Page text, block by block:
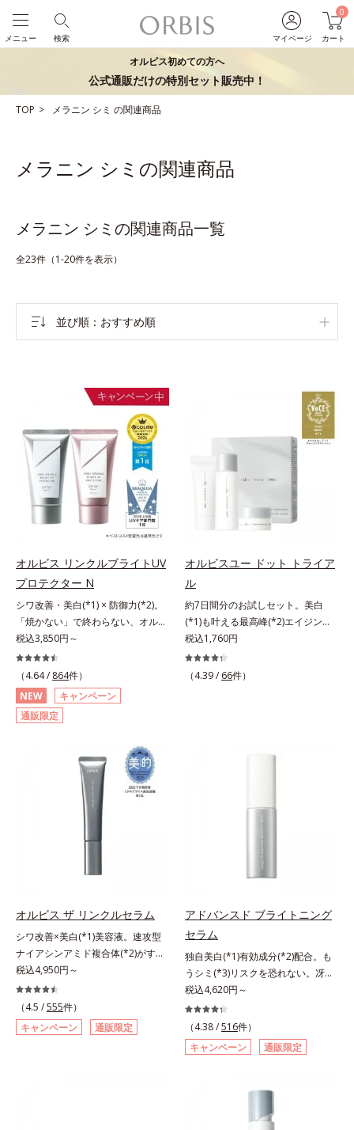
マイページ
0
カート
検索
メニュー
オルビス初めての方へ
公式通販だけの特別セット販売中！
TOP メラニン シミ の関連商品
メラニン シミの関連商品
メラニン シミの関連商品一覧
全23件（1-20件を表示）
並び順 おすすめ順
オルビス リンクルブライトUV
プロテクター N
シワ改善・美白(*1) × 防御力(*2)。
「焼かない」で終わらない、オルビ
ス最高峰(*3)日焼け止め。シワ改
善・美白(*1) × 防御力(*2)「焼かな
い」で終わらないオルビス最高峰
(*3)顔用日焼け止めです。ポーラ化
成の独自研究による、紫外線に反応
して強固な膜を形成する技術「瞬間
(*4)」を搭載。紫外線を浴びた膜が
厚く強靭に進化することで、紫外線
が強い環境でも汗やくずれから肌を
守り、美容成分(*5)の浸透を促進
(*6)します。有効成分「ナイアシン
アミド」配合。真皮のコラーゲン産
プローチ。保湿成分が日中の肌にも
うるおいを与え、明るくなめらかな
肌へ導きます。さらに落ちにくくす
るとキシキシし、塗りごこちを優先
すると膜がくずれやすくなる日焼け
止めのジレンマを解消すべく試作を
重ね、落ちにくくのびのよいみずみ
ずしいテクスチャーを追求しまし
税込3,850円～
（4.64 / 864件）
NEW
キャンペーン
通販限定
オルビスユー ドット トライア
ル
約7日間分のお試しセット。美白
(*1)も叶える最高峰(*2)エイジング
ケア(*3)。ハリも透明感(*4)も結果
主義。年齢サイン(*5)の因子に着目
した肌科学エイジングケア(*3)シリ
もに現れる年齢サイン(*5)について
み(*6)などが現れている状態である
「透明感のなさ」が現れることで大
人の肌印象に大きな影響を与えてい
ることが分かりました。そこでオル
ビスユー ドットシリーズは美容成
ら配合している美白有効成分「トラ
ネキサム酸」を配合しました。さら
に、シリーズ共通の美容成分(*7)
「GLルートブースター(*9)」を配合
することで、肌のふっくら感や透明
感を叶えます。美白ケアしながら多
角的なエイジングケアが叶うシリー
ズに。3ステップで上向き(*10)のハ
リと透明感を。効果的なシナジー設
援します。*1 メラニンの生成を抑
シュ除く）*2 オルビス内スキンケ
税込1,760円
（4.39 / 66件）
オルビス ザ リンクルセラム
シワ改善×美白(*1)美容液。速攻型
ナイアシンアミド複合体(*2)がすば
やく浸透(*3)。ピンと、パッと。大
人の肌にハリ感を。シワ改善×美白
(*1)美容液。ポーラ化成 研究所の独
自研究で見出した、速攻型ナイアシ
ンアミド複合体(*2)と浸透サポート
税込4,950円～
（4.5 /555件）
キャンペーン
通販限定
アドバンスド ブライトニング
セラム
独自美白(*1)有効成分(*2)配合。も
うシミ(*3)リスクを恐れない。冴え
わたる透明美肌(*4)へ。先端肌科学
が導く、透明感あふれる輝き(*4)
へ。今の自分の肌も未来の肌もあき
らめない、自分史上最高の冴えわた
る透明美肌(*4)を目指すには、美肌
ミを予防するお手入れを続けること
ーラ・オルビスグループ独自の美白
税込4,620円～
（4.38 /516件）
キャンペーン
通販限定